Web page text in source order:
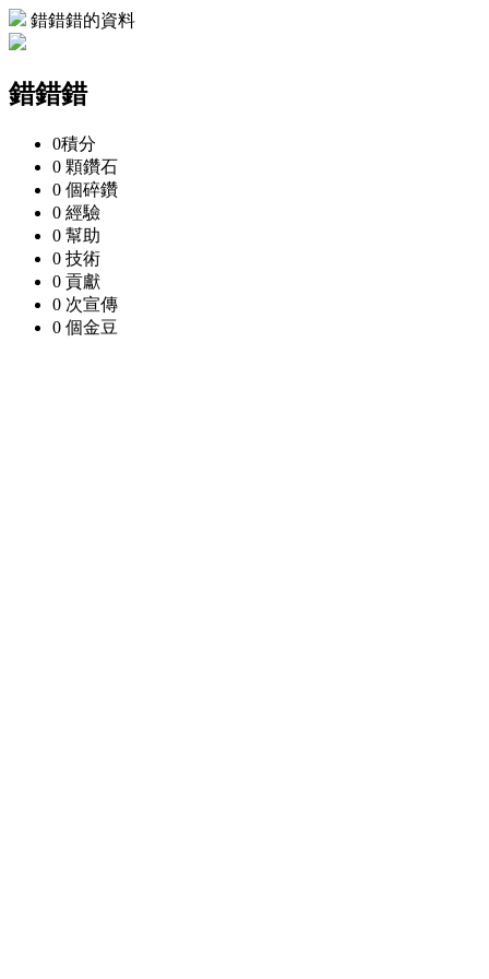
錯錯錯的資料
錯錯錯
0積分
0 顆鑽石
0 個碎鑽
0 經驗
0 幫助
0 技術
0 貢獻
0 次宣傳
0 個金豆